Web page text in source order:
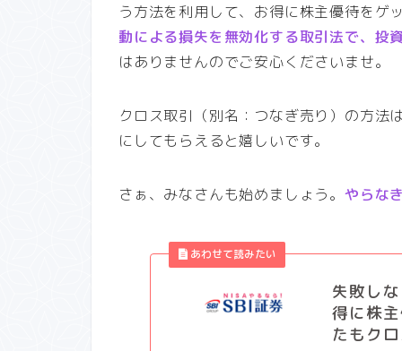
う方法を利用して、お得に株主優待をゲ
動による損失を無効化する取引法で、投
はありませんのでご安心くださいませ。
クロス取引（別名：つなぎ売り）の方法
にしてもらえると嬉しいです。
さぁ、みなさんも始めましょう。 やらな
失敗し
得に株
たもク